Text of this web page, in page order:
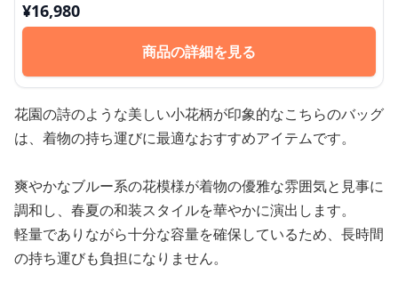
¥16,980
商品の詳細を見る
花園の詩のような美しい小花柄が印象的なこちらのバッグ
は、着物の持ち運びに最適なおすすめアイテムです。
爽やかなブルー系の花模様が着物の優雅な雰囲気と見事に
調和し、春夏の和装スタイルを華やかに演出します。
軽量でありながら十分な容量を確保しているため、長時間
の持ち運びも負担になりません。